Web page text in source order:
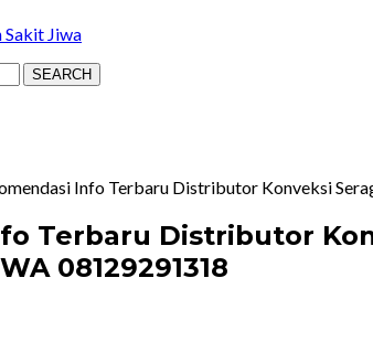
Sakit Jiwa
SEARCH
Info Terbaru Distributor Konveksi
Terbaru Distributor
08129291318